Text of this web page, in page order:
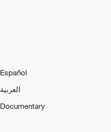
Español
العربية
Documentary